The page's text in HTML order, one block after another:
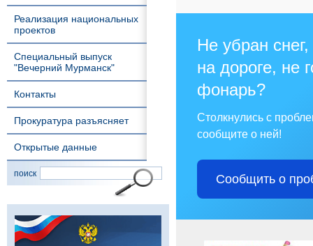
Реализация национальных
проектов
Специальный выпуск
"Вечерний Мурманск"
Контакты
Прокуратура разъясняет
Открытые данные
поиск
Не убран
на дороге, не
фонарь?
Столкнулись с
сообщите о ней!
Сообщить о